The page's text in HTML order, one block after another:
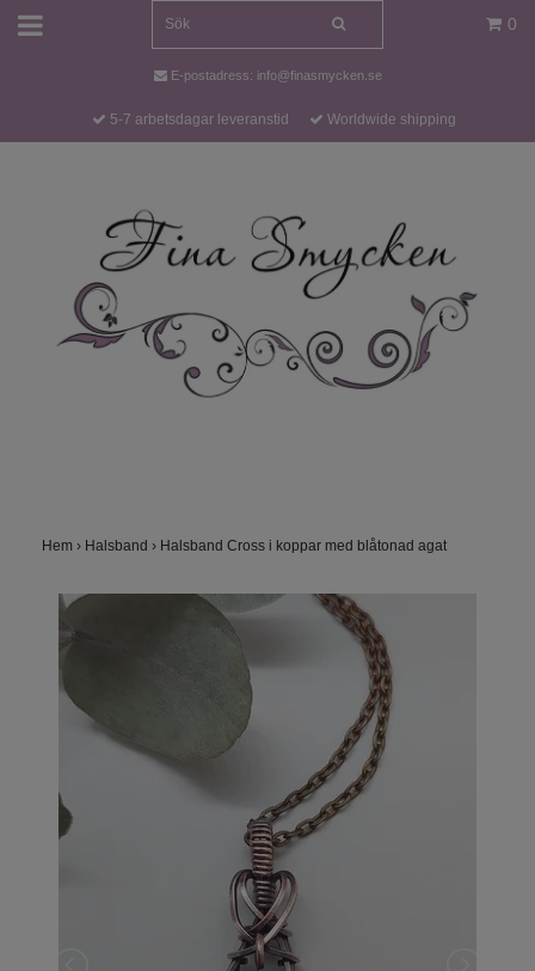
0
E-postadress: info@finasmycken.se
5-7 arbetsdagar leveranstid Worldwide shipping
Hem › Halsband › Halsband Cross i koppar med blåtonad agat